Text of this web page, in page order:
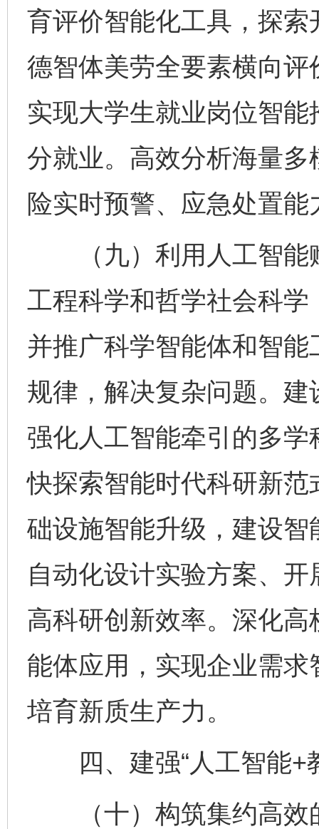
育评价智能化工具，探
德智体美劳全要素横向
实现大学生就业岗位智
分就业。高效分析海量
险实时预警、应急处置
（九）利用人工智能
工程科学和哲学社会科
并推广科学智能体和智
规律，解决复杂问题。
强化人工智能牵引的多
快探索智能时代科研新
础设施智能升级，建设
自动化设计实验方案、
高科研创新效率。深化高
能体应用，实现企业需
培育新质生产力。
四、建强“人工智能+
（十）构筑集约高效